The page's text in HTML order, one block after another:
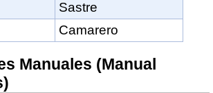
Sastre
Camarero
Manuales (Manual